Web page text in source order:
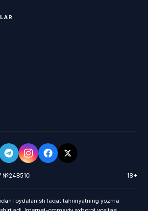
№248510 18+
foydalanish faqat tahririyatning yozma